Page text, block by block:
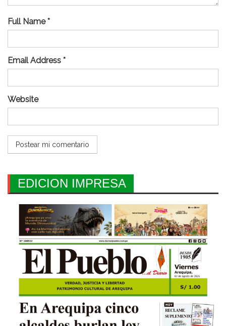
Full Name *
Email Address *
Website
EDICION IMPRESA